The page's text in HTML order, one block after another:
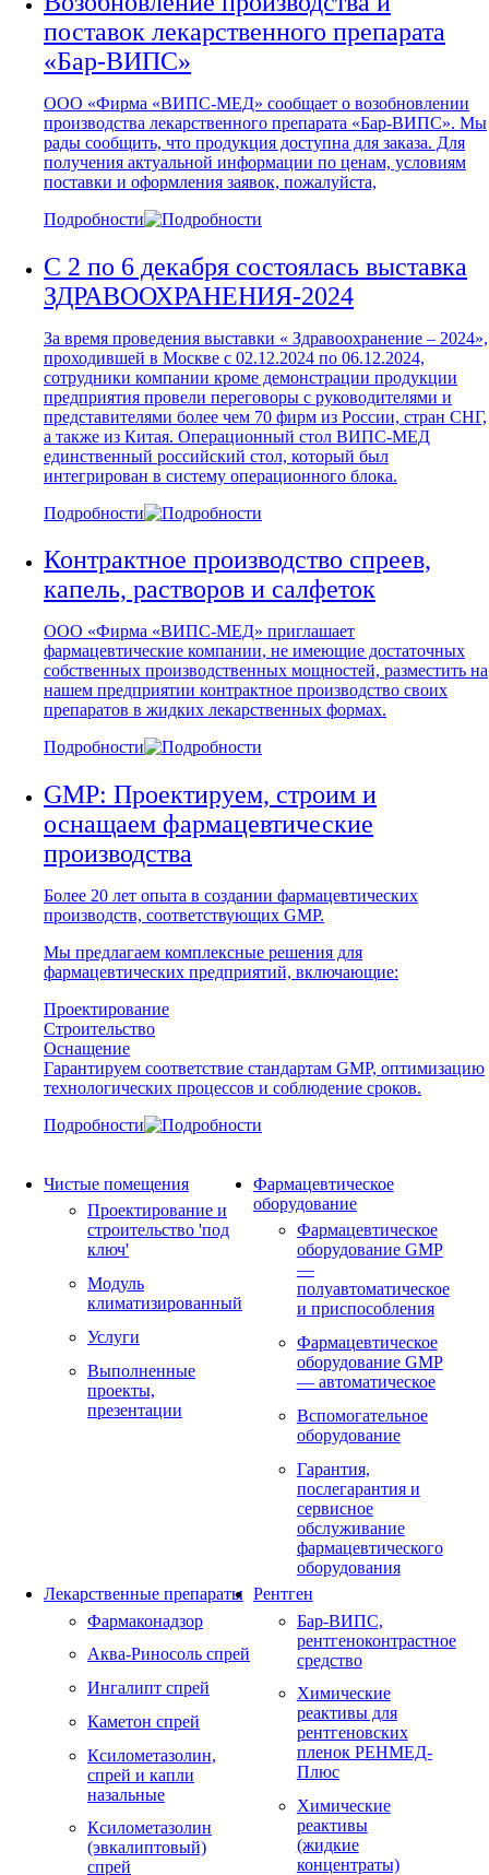
поставок лекарственного препарата
«Бар-ВИПС»
ООО «Фирма «ВИПС-МЕД» сообщает о возобновлении
производства лекарственного препарата «Бар-ВИПС». Мы
рады сообщить, что продукция доступна для заказа. Для
получения актуальной информации по ценам, условиям
поставки и оформления заявок, пожалуйста,
Подробности
С 2 по 6 декабря состоялась выставка
ЗДРАВООХРАНЕНИЯ-2024
За время проведения выставки « Здравоохранение – 2024»,
проходившей в Москве с 02.12.2024 по 06.12.2024,
сотрудники компании кроме демонстрации продукции
предприятия провели переговоры с руководителями и
представителями более чем 70 фирм из России, стран СНГ,
а также из Китая. Операционный стол ВИПС-МЕД
единственный российский стол, который был
интегрирован в систему операционного блока.
Подробности
Контрактное производство спреев,
капель, растворов и салфеток
ООО «Фирма «ВИПС-МЕД» приглашает
фармацевтические компании, не имеющие достаточных
собственных производственных мощностей, разместить на
нашем предприятии контрактное производство своих
препаратов в жидких лекарственных формах.
Подробности
GMP: Проектируем, строим и
оснащаем фармацевтические
производства
Более 20 лет опыта в создании фармацевтических
производств, соответствующих GMP.
Мы предлагаем комплексные решения для
фармацевтических предприятий, включающие:
Проектирование
Строительство
Оснащение
Гарантируем соответствие стандартам GMP, оптимизацию
технологических процессов и соблюдение сроков.
Подробности
Чистые помещения
Проектирование и
строительство 'под
ключ'
Модуль
климатизированный
Услуги
Выполненные
проекты,
презентации
Фармацевтическое
оборудование
Фармацевтическое
оборудование GMP
—
полуавтоматическое
и приспособления
Фармацевтическое
оборудование GMP
— автоматическое
Вспомогательное
оборудование
Гарантия,
послегарантия и
сервисное
обслуживание
фармацевтического
оборудования
Лекарственные препараты
Фармаконадзор
Аква-Риносоль спрей
Ингалипт спрей
Каметон спрей
Ксилометазолин,
спрей и капли
назальные
Ксилометазолин
(эвкалиптовый)
спрей
Рентген
Бар-ВИПС,
рентгеноконтрастное
средство
Химические
реактивы для
рентгеновских
пленок РЕНМЕД-
Плюс
Химические
реактивы
(жидкие
концентраты)